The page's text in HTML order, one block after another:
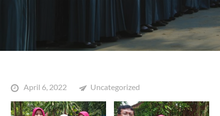
Posted
on
April 6, 2022 Uncategorized